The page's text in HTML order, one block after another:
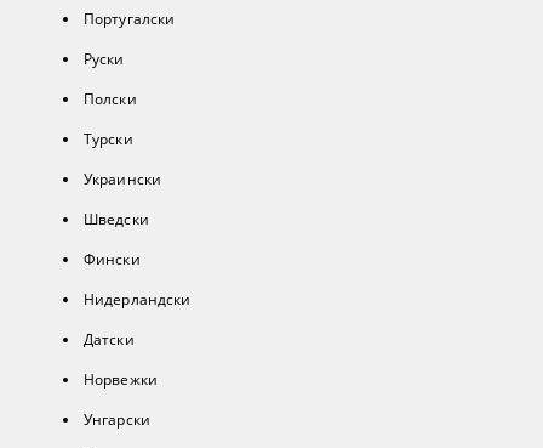
Португалски
Руски
Полски
Турски
Украински
Шведски
Фински
Нидерландски
Датски
Норвежки
Унгарски